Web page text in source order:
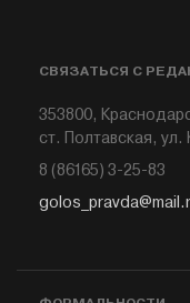
СВЯЗАТЬСЯ С
353800,
ст. Полтавская,
8 (86165) 3-25-83